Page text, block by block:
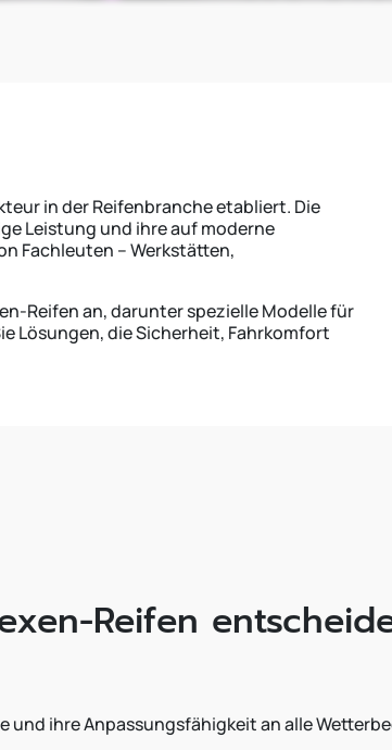
in der Reifenbranche etabliert. Die
Leistung und ihre auf moderne
Fachleuten – Werkstätten,
Reifen an, darunter spezielle Modelle für
Lösungen, die Sicherheit, Fahrkomfort
Reifen
ihre Anpassungsfähigkeit an alle